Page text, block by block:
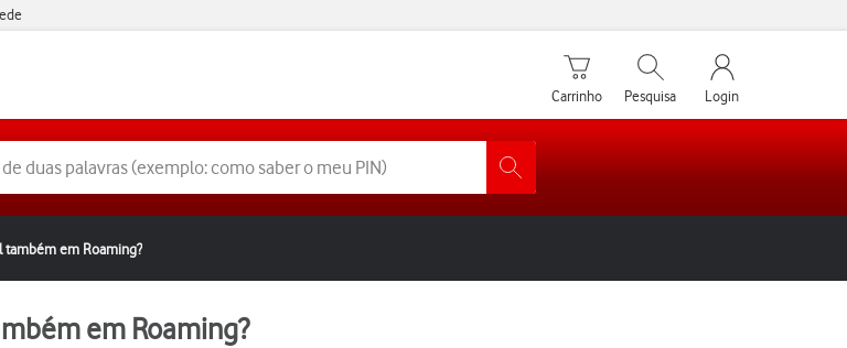
Carrinho de compras
Carrinho
Pesquisar
Pesquisa
My Vodafone
Login
também em Roaming?
em Roaming?